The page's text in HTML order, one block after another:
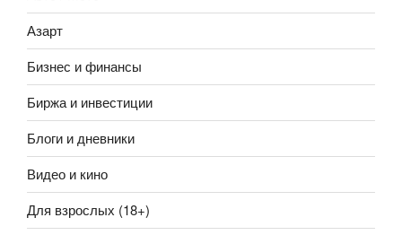
Азарт
Бизнес и финансы
Биржа и инвестиции
Блоги и дневники
Видео и кино
Для взрослых (18+)